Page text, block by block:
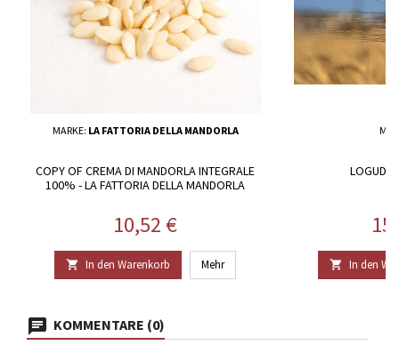
MARKE: LA FATTORIA DELLA MANDORLA
COPY OF CREMA DI MANDORLA INTEGRALE
100% - LA FATTORIA DELLA MANDORLA
Preis
10,52 €
 In den Warenkorb Mehr  In den
KOMMENTARE (0)